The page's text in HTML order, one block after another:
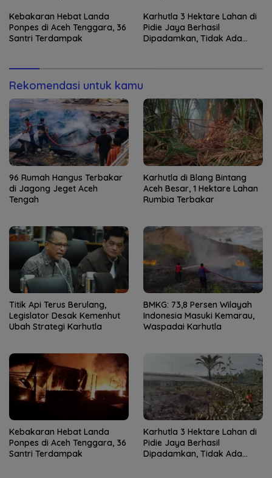
Kebakaran Hebat Landa
Ponpes di Aceh Tenggara, 36
Santri Terdampak
Karhutla 3 Hektare Lahan di
Pidie Jaya Berhasil
Dipadamkan, Tidak Ada
Rekomendasi untuk kamu
96 Rumah Hangus Terbakar
di Jagong Jeget Aceh
Tengah
Karhutla di Blang Bintang
Aceh Besar, 1 Hektare Lahan
Rumbia Terbakar
Titik Api Terus Berulang,
Legislator Desak Kemenhut
Ubah Strategi Karhutla
BMKG: 73,8 Persen Wilayah
Indonesia Masuki Kemarau,
Waspadai Karhutla
Kebakaran Hebat Landa
Ponpes di Aceh Tenggara, 36
Santri Terdampak
Karhutla 3 Hektare Lahan di
Pidie Jaya Berhasil
Dipadamkan, Tidak Ada